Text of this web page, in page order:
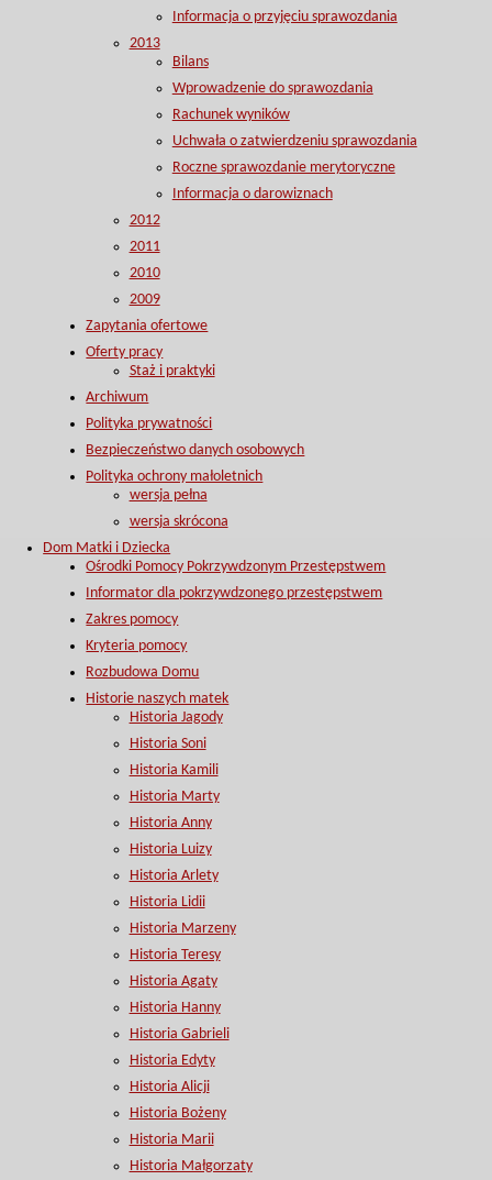
Informacja o przyjęciu sprawozdania
2013
Bilans
Wprowadzenie do sprawozdania
Rachunek wyników
Uchwała o zatwierdzeniu sprawozdania
Roczne sprawozdanie merytoryczne
Informacja o darowiznach
2012
2011
2010
2009
Zapytania ofertowe
Oferty pracy
Staż i praktyki
Archiwum
Polityka prywatności
Bezpieczeństwo danych osobowych
Polityka ochrony małoletnich
wersja pełna
wersja skrócona
Dom Matki i Dziecka
Ośrodki Pomocy Pokrzywdzonym Przestępstwem
Informator dla pokrzywdzonego przestępstwem
Zakres pomocy
Kryteria pomocy
Rozbudowa Domu
Historie naszych matek
Historia Jagody
Historia Soni
Historia Kamili
Historia Marty
Historia Anny
Historia Luizy
Historia Arlety
Historia Lidii
Historia Marzeny
Historia Teresy
Historia Agaty
Historia Hanny
Historia Gabrieli
Historia Edyty
Historia Alicji
Historia Bożeny
Historia Marii
Historia Małgorzaty